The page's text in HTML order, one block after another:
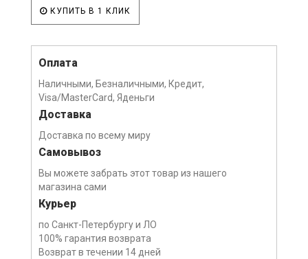
КУПИТЬ В 1 КЛИК
Оплата
Наличными, Безналичными, Кредит,
Visa/MasterCard, Яденьги
Доставка
Доставка по всему миру
Самовывоз
Вы можете забрать этот товар из нашего
магазина сами
Курьер
по Санкт-Петербургу и ЛО
100% гарантия возврата
Возврат в течении 14 дней